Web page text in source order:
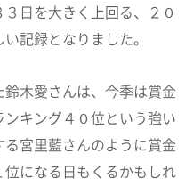
日を大きく上回る、２０
記録となりました。
木愛さんは、今季は賞金
キング４０位という強い
宮里藍さんのように賞金
になる日もくるかもしれ